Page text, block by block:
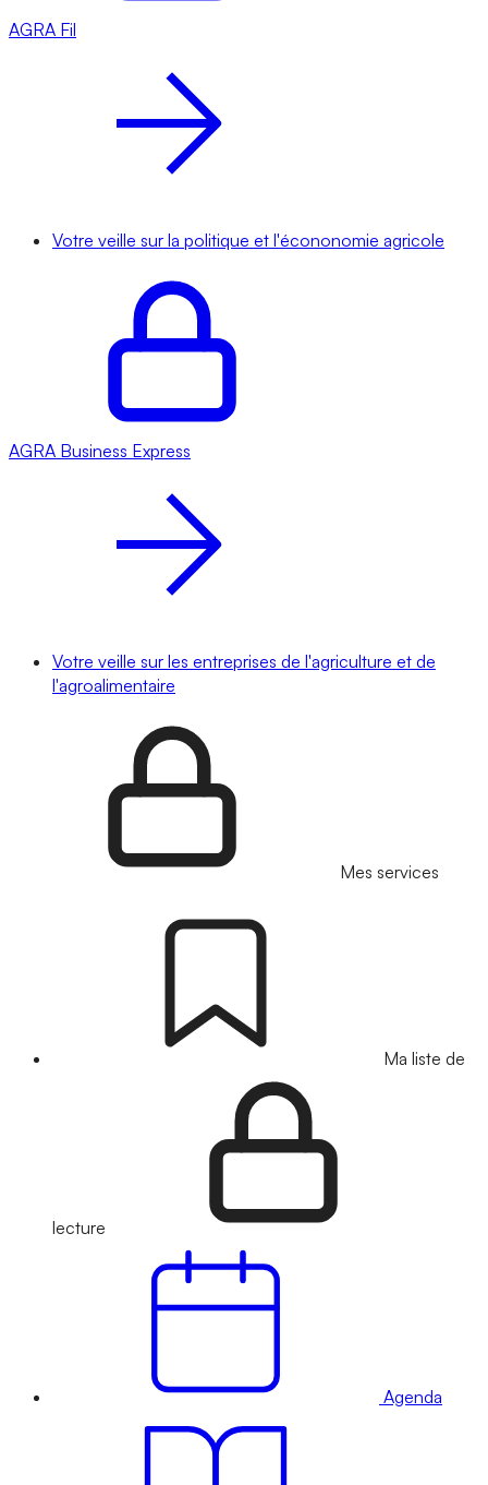
AGRA Fil
Votre veille sur la politique et l'écononomie agricole
AGRA Business Express
Votre veille sur les entreprises de l'agriculture et de
l'agroalimentaire
Mes services
Ma liste de
lecture
Agenda